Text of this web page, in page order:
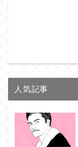
人気記事